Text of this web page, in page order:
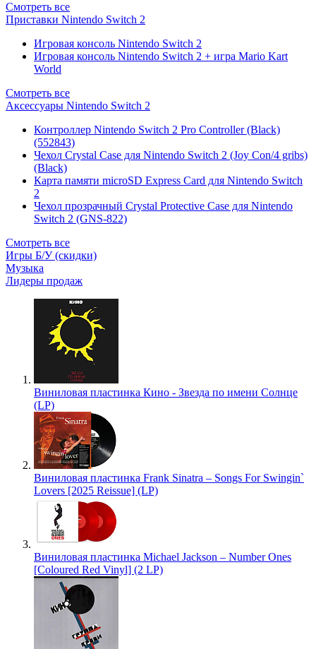
Смотреть все
Приставки Nintendo Switch 2
Игровая консоль Nintendo Switch 2
Игровая консоль Nintendo Switch 2 + игра Mario Kart
World
Смотреть все
Аксессуары Nintendo Switch 2
Контроллер Nintendo Switch 2 Pro Controller (Black)
(552843)
Чехол Сrystal Сase для Nintendo Switch 2 (Joy Con/4 gribs)
(Black)
Карта памяти microSD Express Card для Nintendo Switch
2
Чехол прозрачный Crystal Protective Case для Nintendo
Switch 2 (GNS-822)
Смотреть все
Игры Б/У (скидки)
Музыка
Лидеры продаж
Виниловая пластинка Кино - Звезда по имени Солнце
(LP)
Виниловая пластинка Frank Sinatra – Songs For Swingin`
Lovers [2025 Reissue] (LP)
Виниловая пластинка Michael Jackson – Number Ones
[Coloured Red Vinyl] (2 LP)